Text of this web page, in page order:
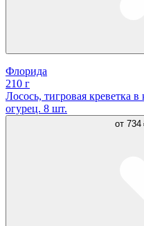
Флорида
210 г
Лосось, тигровая креветка
огурец. 8 шт.
от 734